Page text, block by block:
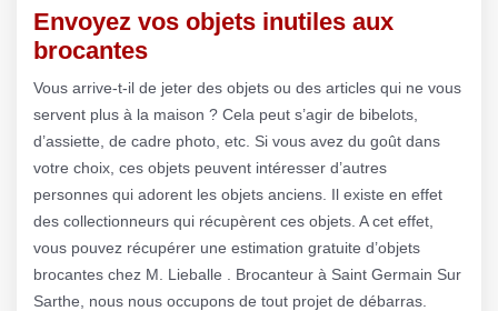
Envoyez vos objets inutiles aux
brocantes
Vous arrive-t-il de jeter des objets ou des articles qui ne vous
servent plus à la maison ? Cela peut s’agir de bibelots,
d’assiette, de cadre photo, etc. Si vous avez du goût dans
votre choix, ces objets peuvent intéresser d’autres
personnes qui adorent les objets anciens. Il existe en effet
des collectionneurs qui récupèrent ces objets. A cet effet,
vous pouvez récupérer une estimation gratuite d’objets
brocantes chez M. Lieballe . Brocanteur à Saint Germain Sur
Sarthe, nous nous occupons de tout projet de débarras.